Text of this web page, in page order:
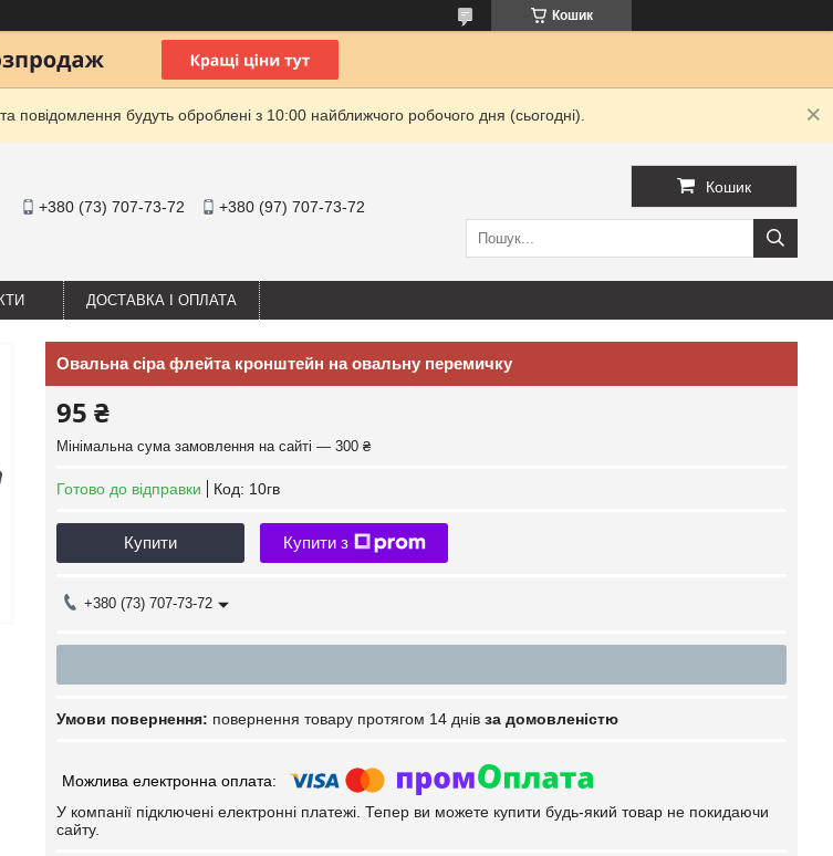
Кошик
повідомлення будуть оброблені з 10:00 найближчого робочого дня (сьогодні).
+380 (73) 707-73-72 +380 (97) 707-73-72
Кошик
ДОСТАВКА І ОПЛАТА
Овальна сіра флейта кронштейн на овальну перемичку
95 ₴
Мінімальна сума замовлення на сайті — 300 ₴
Готово до відправки Код: 10гв
Купити Купити з
+380 (73) 707-73-72
повернення товару протягом 14 днів за домовленістю
У компанії підключені електронні платежі. Тепер ви можете купити будь-який товар не покидаючи
сайту.